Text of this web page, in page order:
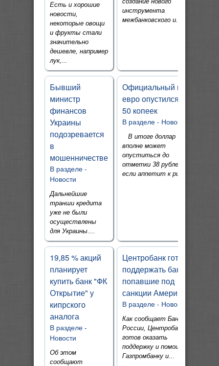
Есть и хорошие
новости,
некоторые овощи
и фрукты стали
значительно
дешевле, например
лук,...
инструмента
межбанковского и...
Бывший
министр
финансов
Украины
подозревается
в
мошенничестве
В разделе -
Новости
Дальнейшие
транши кредита
уже не были
осуществлены
для Украины....
Официальный курс
евро опустился на
50 копеек
В разделе - Новости
В итоге доллар
вполне может
опуститься до
отметки 38 рублей,
если аппетит к риску...
19,85 % акций
планирует
купить банк "ФК
Открытие" у
кипрского
аналога
В разделе -
Новости
Об этом
сообщают
Центробанк готов
поддержать банки,
попавшие под
санкции Америки
В разделе - Новости
Как сообщает Банк
России, Центробанк
готов оказать
поддержку и помощь
Газпромбанку и...